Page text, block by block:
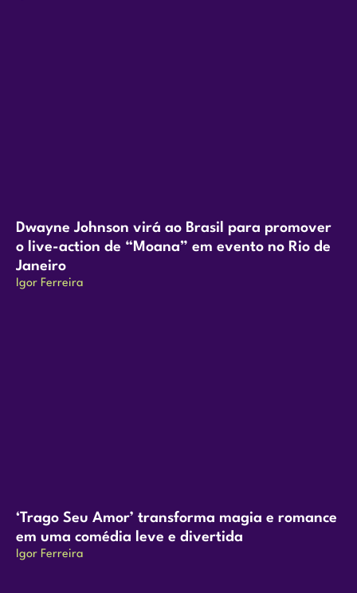
Dwayne Johnson virá ao Brasil para promover
o live-action de “Moana” em evento no Rio de
Janeiro
Igor Ferreira
‘Trago Seu Amor’ transforma magia e romance
em uma comédia leve e divertida
Igor Ferreira